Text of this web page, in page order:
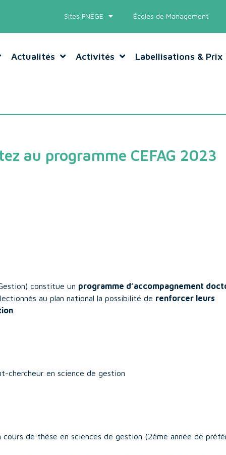
Sites FNEGE Écoles de Management
Actualités Activités Labellisations & Prix
au programme CEFAG 2023
constitue un programme d’accompagnement
au plan national la possibilité de renforcer leurs
chercheur en science de gestion
de thèse en sciences de gestion (2ème année de